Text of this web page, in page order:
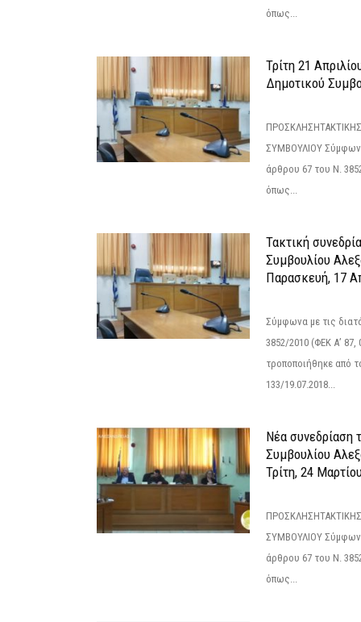
όπως...
Τρίτη 21
Δημοτικού
ΣΥΜΒΟΥΛΙΟΥ
άρθρου 67 του Ν.
όπως...
Τακτική
Συμβουλίου
Παρασκευή, 17
Σύμφωνα με τις
3852/2010 (ΦΕΚ Α’ 87,
τροποποιήθηκε από
133/19.07.2018...
Νέα συνεδρίαση
Συμβουλίου
Τρίτη, 24
ΣΥΜΒΟΥΛΙΟΥ
άρθρου 67 του Ν.
όπως...